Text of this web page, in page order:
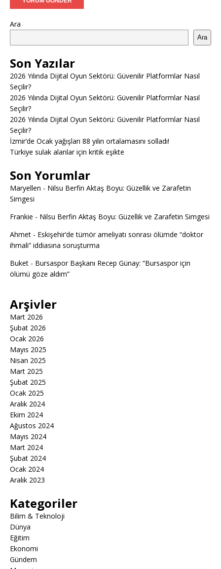
Ara
Ara
Son Yazılar
2026 Yılında Dijital Oyun Sektörü: Güvenilir Platformlar Nasıl
Seçilir?
2026 Yılında Dijital Oyun Sektörü: Güvenilir Platformlar Nasıl
Seçilir?
2026 Yılında Dijital Oyun Sektörü: Güvenilir Platformlar Nasıl
Seçilir?
İzmir’de Ocak yağışları 88 yılın ortalamasını solladı!
Türkiye sulak alanlar için kritik eşikte
Son Yorumlar
Maryellen - Nilsu Berfin Aktaş Boyu: Güzellik ve Zarafetin
Simgesi
Frankie - Nilsu Berfin Aktaş Boyu: Güzellik ve Zarafetin Simgesi
Ahmet - Eskişehir’de tümör ameliyatı sonrası ölümde “doktor
ihmali” iddiasına soruşturma
Buket - Bursaspor Başkanı Recep Günay: “Bursaspor için
ölümü göze aldım”
Arşivler
Mart 2026
Şubat 2026
Ocak 2026
Mayıs 2025
Nisan 2025
Mart 2025
Şubat 2025
Ocak 2025
Aralık 2024
Ekim 2024
Ağustos 2024
Mayıs 2024
Mart 2024
Şubat 2024
Ocak 2024
Aralık 2023
Kategoriler
Bilim & Teknoloji
Dünya
Eğitim
Ekonomi
Gündem